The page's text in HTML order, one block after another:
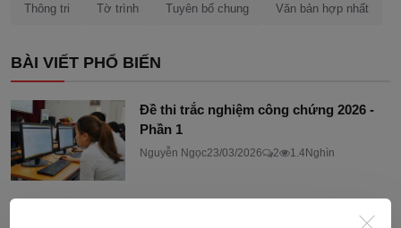
Thông tri Tờ trình Tuyên bố chung Văn bản hợp nhất
BÀI VIẾT PHỔ BIẾN
Đề thi trắc nghiệm công chứng 2026 -
Phần 1
Nguyễn Ngọc23/03/2026 2 1.4Nghìn